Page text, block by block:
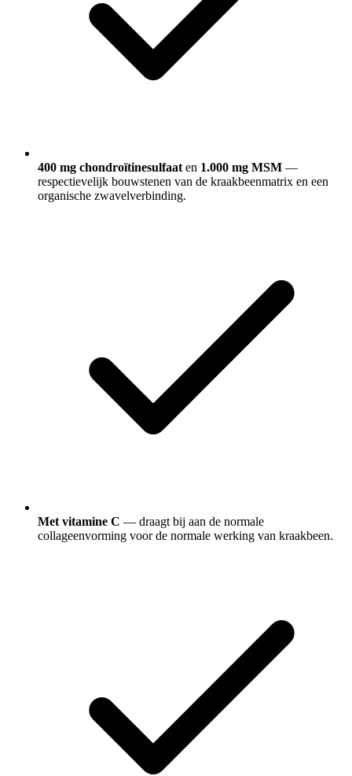
400 mg chondroïtinesulfaat en 1.000 mg MSM —
respectievelijk bouwstenen van de kraakbeenmatrix en een
organische zwavelverbinding.
Met vitamine C — draagt bij aan de normale
collageenvorming voor de normale werking van kraakbeen.